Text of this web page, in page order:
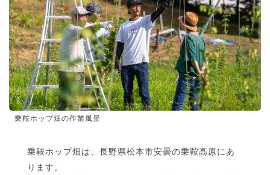
乗鞍ホップ畑の作業風景
乗鞍ホップ畑は、長野県松本市安曇の乗鞍高原にあ
ります。